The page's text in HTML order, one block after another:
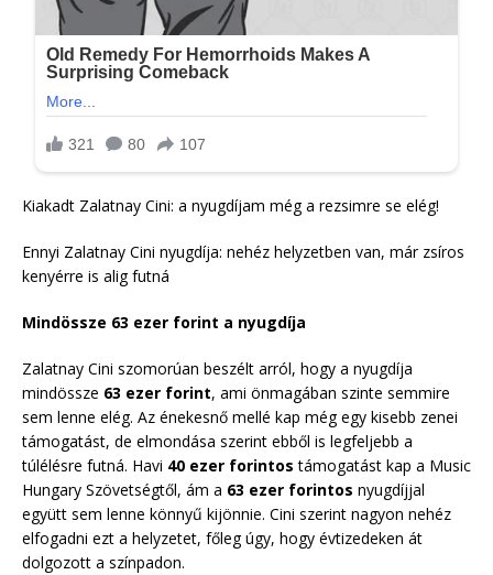
Kiakadt Zalatnay Cini: a nyugdíjam még a rezsimre se elég!
Ennyi Zalatnay Cini nyugdíja: nehéz helyzetben van, már zsíros
kenyérre is alig futná
Mindössze 63 ezer forint a nyugdíja
Zalatnay Cini szomorúan beszélt arról, hogy a nyugdíja
mindössze 63 ezer forint, ami önmagában szinte semmire
sem lenne elég. Az énekesnő mellé kap még egy kisebb zenei
támogatást, de elmondása szerint ebből is legfeljebb a
túlélésre futná. Havi 40 ezer forintos támogatást kap a Music
Hungary Szövetségtől, ám a 63 ezer forintos nyugdíjjal
együtt sem lenne könnyű kijönnie. Cini szerint nagyon nehéz
elfogadni ezt a helyzetet, főleg úgy, hogy évtizedeken át
dolgozott a színpadon.